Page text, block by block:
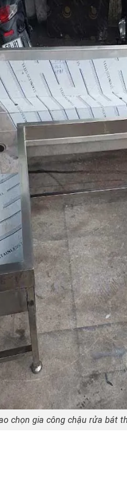
chọn gia công chậu rửa bát